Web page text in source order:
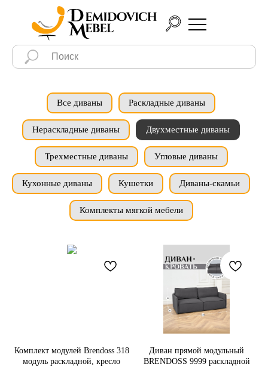
Все диваны Раскладные диваны
Нераскладные диваны Двухместные диваны
Трехместные диваны Угловые диваны
Кухонные диваны Кушетки Диваны-скамьи
Комплекты мягкой мебели
Комплект модулей Brendoss 318
модуль раскладной, кресло
Диван прямой модульный
BRENDOSS 9999 раскладной